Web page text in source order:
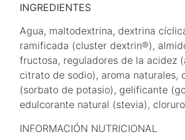
INGREDIENTES
Agua, maltodextrina, dextrina
ramificada (cluster dextrin®),
fructosa, reguladores de la acidez
citrato de sodio), aroma naturales,
(sorbato de potasio), gelificante
edulcorante natural (stevia),
INFORMACIÓN NUTRICIONAL